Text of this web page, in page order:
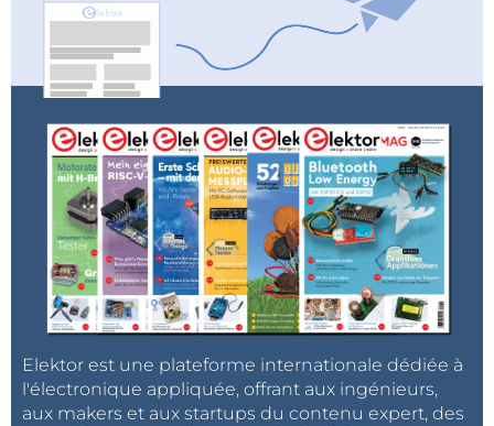
Elektor est une plateforme internationale dédiée à
l'électronique appliquée, offrant aux ingénieurs,
aux makers et aux startups du contenu expert, des